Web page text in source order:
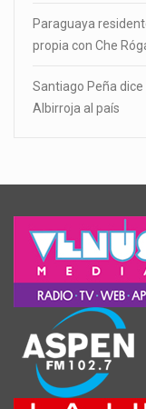
Paraguaya
propia con Che
Santiago Peña
Albirroja al país